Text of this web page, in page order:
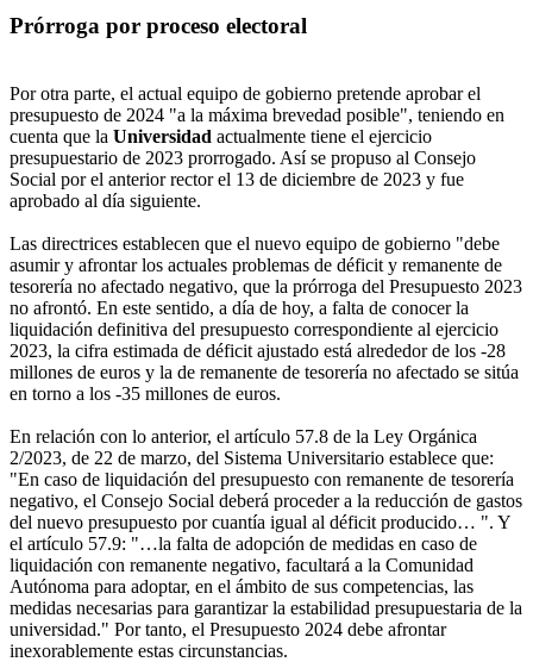
Prórroga por proceso electoral
Por otra parte, el actual equipo de gobierno pretende aprobar el
presupuesto de 2024 "a la máxima brevedad posible", teniendo en
cuenta que la Universidad actualmente tiene el ejercicio
presupuestario de 2023 prorrogado. Así se propuso al Consejo
Social por el anterior rector el 13 de diciembre de 2023 y fue
aprobado al día siguiente.
Las directrices establecen que el nuevo equipo de gobierno "debe
asumir y afrontar los actuales problemas de déficit y remanente de
tesorería no afectado negativo, que la prórroga del Presupuesto 2023
no afrontó. En este sentido, a día de hoy, a falta de conocer la
liquidación definitiva del presupuesto correspondiente al ejercicio
2023, la cifra estimada de déficit ajustado está alrededor de los -28
millones de euros y la de remanente de tesorería no afectado se sitúa
en torno a los -35 millones de euros.
En relación con lo anterior, el artículo 57.8 de la Ley Orgánica
2/2023, de 22 de marzo, del Sistema Universitario establece que:
"En caso de liquidación del presupuesto con remanente de tesorería
negativo, el Consejo Social deberá proceder a la reducción de gastos
del nuevo presupuesto por cuantía igual al déficit producido… ". Y
el artículo 57.9: "…la falta de adopción de medidas en caso de
liquidación con remanente negativo, facultará a la Comunidad
Autónoma para adoptar, en el ámbito de sus competencias, las
medidas necesarias para garantizar la estabilidad presupuestaria de la
universidad." Por tanto, el Presupuesto 2024 debe afrontar
inexorablemente estas circunstancias.